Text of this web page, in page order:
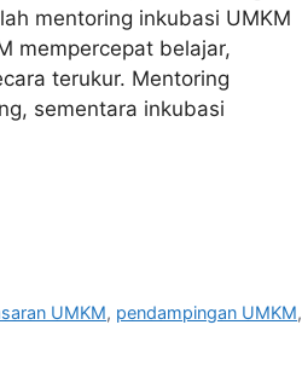
mentoring inkubasi UMKM
mempercepat belajar,
terukur. Mentoring
sementara inkubasi
UMKM, pendampingan UMKM,